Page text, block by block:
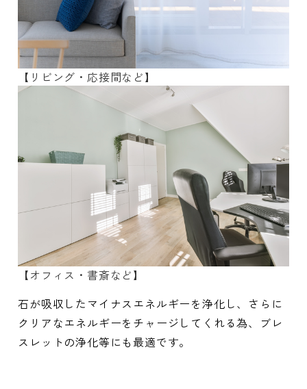
【リビング・応接間など】
【オフィス・書斎など】
石が吸収したマイナスエネルギーを浄化し、さらに
クリアなエネルギーをチャージしてくれる為、ブレ
スレットの浄化等にも最適です。